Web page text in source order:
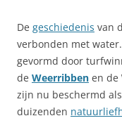
De geschiedenis van
verbonden met
gevormd door
de Weerribben en de
zijn nu beschermd als
duizenden